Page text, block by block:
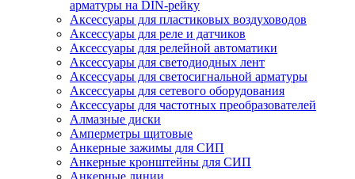
арматуры на DIN-рейку
Аксессуары для пластиковых воздуховодов
Аксессуары для реле и датчиков
Аксессуары для релейной автоматики
Аксессуары для светодиодных лент
Аксессуары для светосигнальной арматуры
Аксессуары для сетевого оборудования
Аксессуары для частотных преобразователей
Алмазные диски
Амперметры щитовые
Анкерные зажимы для СИП
Анкерные кронштейны для СИП
Анкерные линии